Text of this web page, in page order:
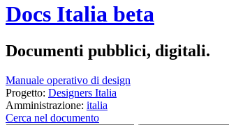
Docs Italia beta
Documenti pubblici, digitali.
Manuale operativo di design
Progetto: Designers Italia
Amministrazione: italia
Cerca nel documento